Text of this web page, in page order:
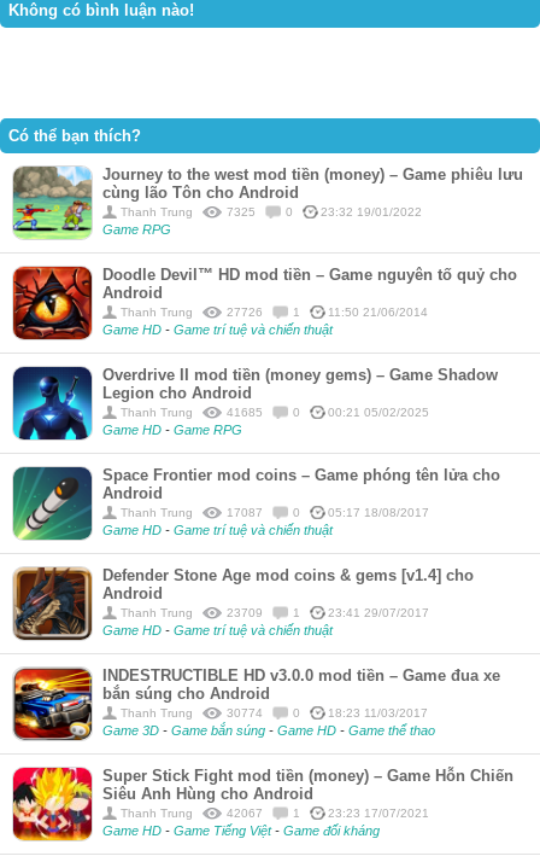
Không có bình luận nào!
Có thể bạn thích?
Journey to the west mod tiền (money) – Game phiêu lưu
cùng lão Tôn cho Android
Thanh Trung 7325 0 23:32 19/01/2022
Game RPG
Doodle Devil™ HD mod tiền – Game nguyên tố quỷ cho
Android
Thanh Trung 27726 1 11:50 21/06/2014
Game HD - Game trí tuệ và chiến thuật
Overdrive II mod tiền (money gems) – Game Shadow
Legion cho Android
Thanh Trung 41685 0 00:21 05/02/2025
Game HD - Game RPG
Space Frontier mod coins – Game phóng tên lửa cho
Android
Thanh Trung 17087 0 05:17 18/08/2017
Game HD - Game trí tuệ và chiến thuật
Defender Stone Age mod coins & gems [v1.4] cho
Android
Thanh Trung 23709 1 23:41 29/07/2017
Game HD - Game trí tuệ và chiến thuật
INDESTRUCTIBLE HD v3.0.0 mod tiền – Game đua xe
bắn súng cho Android
Thanh Trung 30774 0 18:23 11/03/2017
Game 3D - Game bắn súng - Game HD - Game thể thao
Super Stick Fight mod tiền (money) – Game Hỗn Chiến
Siêu Anh Hùng cho Android
Thanh Trung 42067 1 23:23 17/07/2021
Game HD - Game Tiếng Việt- Game đối kháng